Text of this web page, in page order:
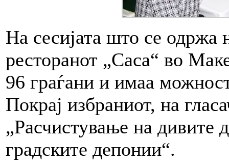
На сесијата што се одржа
ресторанот „Саса“ во
96 граѓани и имаа
Покрај избраниот, на
„Расчистување на дивите
градските депонии“.